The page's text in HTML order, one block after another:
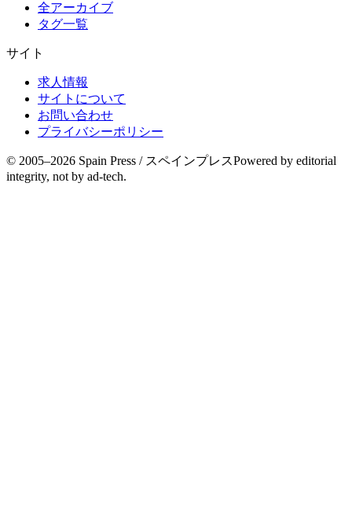
全アーカイブ
タグ一覧
サイト
求人情報
サイトについて
お問い合わせ
プライバシーポリシー
© 2005–2026 Spain Press / スペインプレスPowered by editorial
integrity, not by ad-tech.